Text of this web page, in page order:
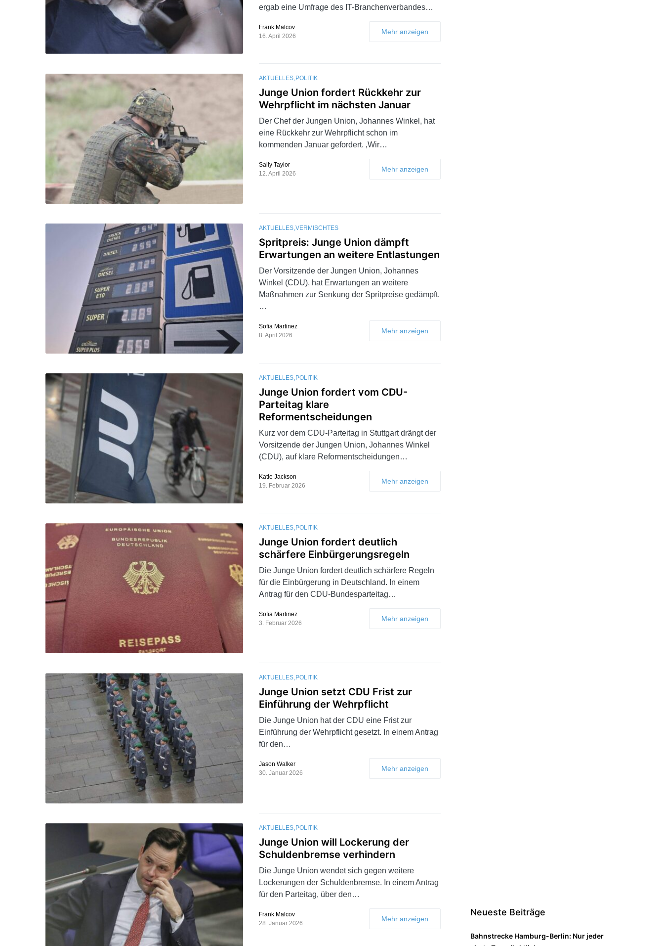
ergab eine Umfrage des IT-Branchenverbandes…
Frank Malcov
16. April 2026
Mehr anzeigen
AKTUELLES POLITIK
Junge Union fordert Rückkehr zur
Wehrpflicht im nächsten Januar
Der Chef der Jungen Union, Johannes Winkel, hat
eine Rückkehr zur Wehrpflicht schon im
kommenden Januar gefordert. ‚Wir…
Sally Taylor
12. April 2026
Mehr anzeigen
AKTUELLES VERMISCHTES
Spritpreis: Junge Union dämpft
Erwartungen an weitere Entlastungen
Der Vorsitzende der Jungen Union, Johannes
Winkel (CDU), hat Erwartungen an weitere
Maßnahmen zur Senkung der Spritpreise gedämpft.
…
Sofia Martinez
8. April 2026
Mehr anzeigen
AKTUELLES POLITIK
Junge Union fordert vom CDU-
Parteitag klare
Reformentscheidungen
Kurz vor dem CDU-Parteitag in Stuttgart drängt der
Vorsitzende der Jungen Union, Johannes Winkel
(CDU), auf klare Reformentscheidungen…
Katie Jackson
19. Februar 2026
Mehr anzeigen
AKTUELLES POLITIK
Junge Union fordert deutlich
schärfere Einbürgerungsregeln
Die Junge Union fordert deutlich schärfere Regeln
für die Einbürgerung in Deutschland. In einem
Antrag für den CDU-Bundesparteitag…
Sofia Martinez
3. Februar 2026
Mehr anzeigen
AKTUELLES POLITIK
Junge Union setzt CDU Frist zur
Einführung der Wehrpflicht
Die Junge Union hat der CDU eine Frist zur
Einführung der Wehrpflicht gesetzt. In einem Antrag
für den…
Jason Walker
30. Januar 2026
Mehr anzeigen
AKTUELLES POLITIK
Junge Union will Lockerung der
Schuldenbremse verhindern
Die Junge Union wendet sich gegen weitere
Lockerungen der Schuldenbremse. In einem Antrag
für den Parteitag, über den…
Frank Malcov
28. Januar 2026
Mehr anzeigen
Neueste Beiträge
Bahnstrecke Hamburg-Berlin: Nur jeder